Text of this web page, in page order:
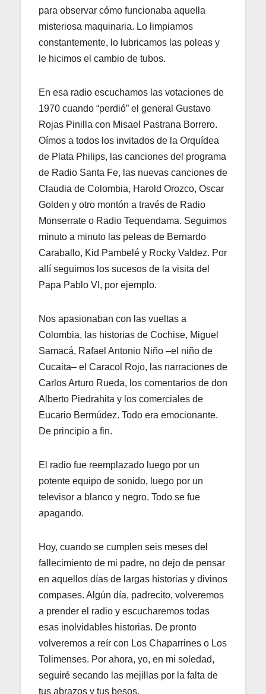
para observar cómo funcionaba aquella
misteriosa maquinaria. Lo limpiamos
constantemente, lo lubricamos las poleas y
le hicimos el cambio de tubos.
En esa radio escuchamos las votaciones de
1970 cuando “perdió” el general Gustavo
Rojas Pinilla con Misael Pastrana Borrero.
Oímos a todos los invitados de la Orquídea
de Plata Philips, las canciones del programa
de Radio Santa Fe, las nuevas canciones de
Claudia de Colombia, Harold Orozco, Oscar
Golden y otro montón a través de Radio
Monserrate o Radio Tequendama. Seguimos
minuto a minuto las peleas de Bernardo
Caraballo, Kid Pambelé y Rocky Valdez. Por
allí seguimos los sucesos de la visita del
Papa Pablo VI, por ejemplo.
Nos apasionaban con las vueltas a
Colombia, las historias de Cochise, Miguel
Samacá, Rafael Antonio Niño –el niño de
Cucaita– el Caracol Rojo, las narraciones de
Carlos Arturo Rueda, los comentarios de don
Alberto Piedrahita y los comerciales de
Eucario Bermúdez. Todo era emocionante.
De principio a fin.
El radio fue reemplazado luego por un
potente equipo de sonido, luego por un
televisor a blanco y negro. Todo se fue
apagando.
Hoy, cuando se cumplen seis meses del
fallecimiento de mi padre, no dejo de pensar
en aquellos días de largas historias y divinos
compases. Algún día, padrecito, volveremos
a prender el radio y escucharemos todas
esas inolvidables historias. De pronto
volveremos a reír con Los Chaparrines o Los
Tolimenses. Por ahora, yo, en mi soledad,
seguiré secando las mejillas por la falta de
tus abrazos y tus besos.